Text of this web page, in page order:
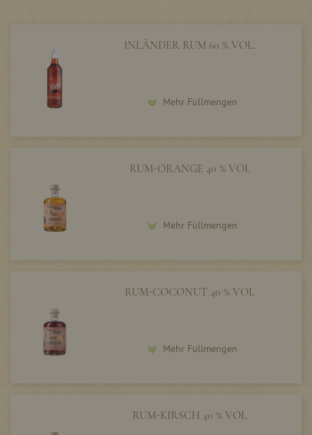
INLÄNDER RUM 60 % VOL.
Mehr Füllmengen
RUM-ORANGE 40 % VOL
Mehr Füllmengen
RUM-COCONUT 40 % VOL
Mehr Füllmengen
RUM-KIRSCH 40 % VOL